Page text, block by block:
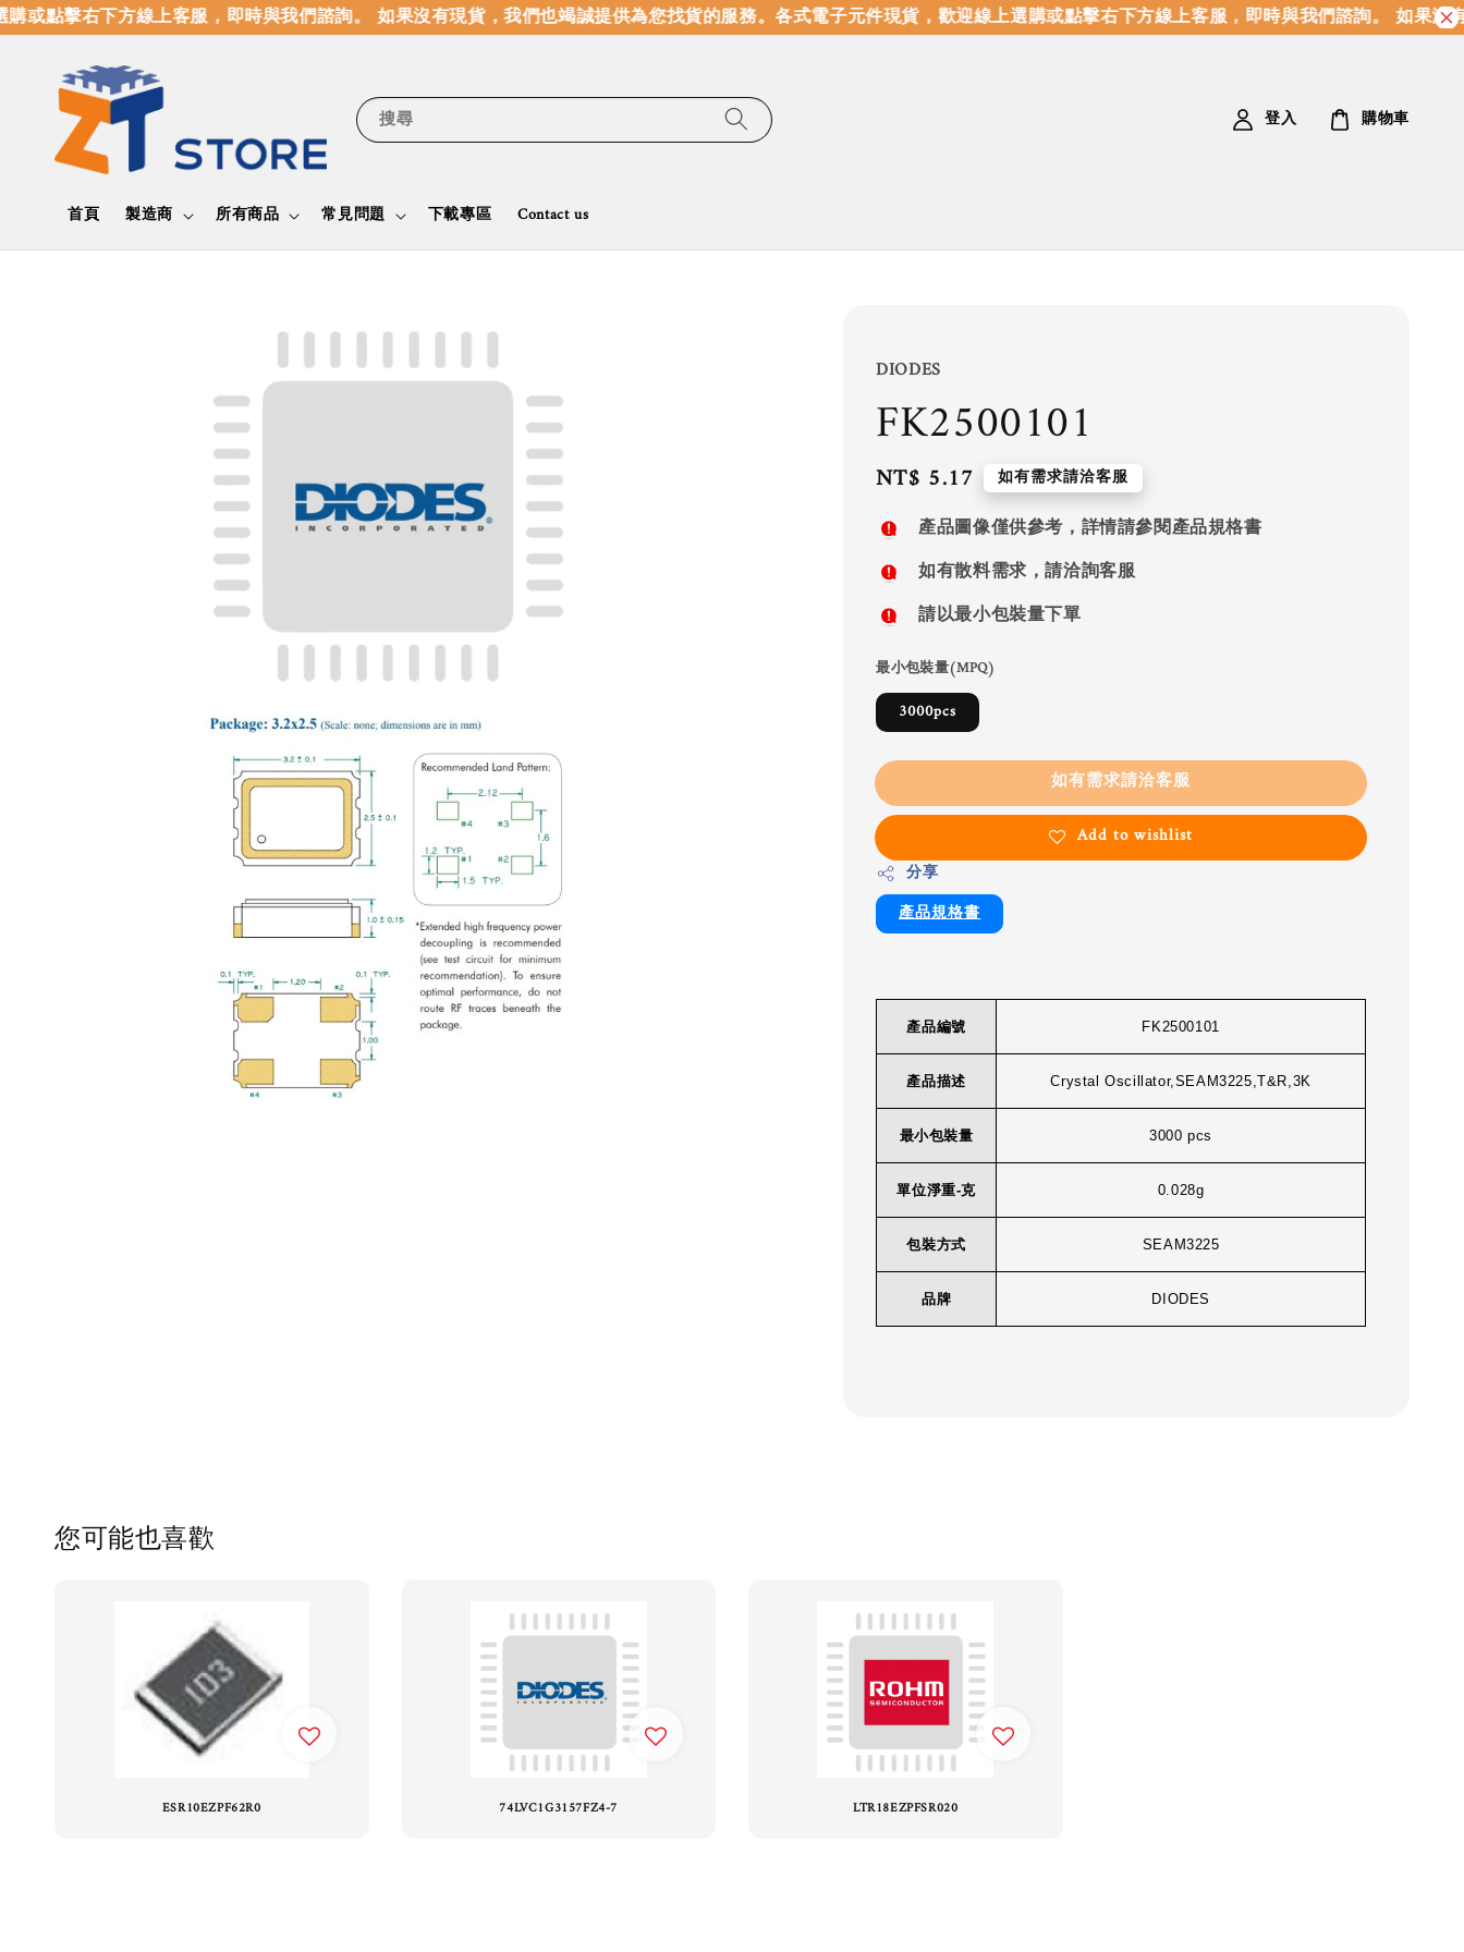
點擊右下方線上客服，即時與我們諮詢。 如果沒有現貨，我們也竭誠提供為您找貨的服務。各式電子元件現貨，歡迎線上選購或點擊右下方線上客服，即時與我們諮詢。 如果沒有
搜尋
首頁 製造商 所有商品 常見問題 下載專區 Contact us
登入 購物車
DIODES
FK2500101
Regular
price
NT$ 5.17 如有需求請洽客服
產品圖像僅供參考，詳情請參閱產品規格書
如有散料需求，請洽詢客服
請以最小包裝量下單
最小包裝量(MPQ)
3000pcs
如有需求請洽客服
Add to wishlist
分享
產品規格書
產品編號 FK2500101
產品描述 Crystal Oscillator,SEAM3225,T&R,3K
最小包裝量 3000 pcs
單位淨重-克 0.028g
包裝方式 SEAM3225
品牌 DIODES
您可能也喜歡
ESR10EZPF62R0 74LVC1G3157FZ4-7 LTR18EZPFSR020